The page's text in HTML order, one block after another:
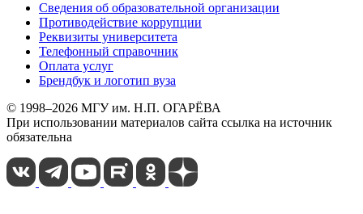
Сведения об образовательной организации
Противодействие коррупции
Реквизиты университета
Телефонный справочник
Оплата услуг
Брендбук и логотип вуза
© 1998–2026 МГУ им. Н.П. ОГАРЁВА
При использовании материалов сайта ссылка на источник
обязательна